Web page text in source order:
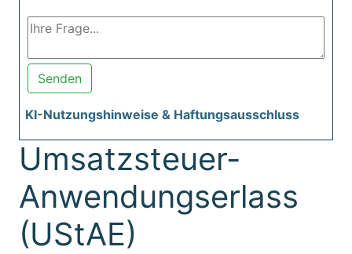
Senden
KI-Nutzungshinweise & Haftungsausschluss
Umsatzsteuer-
Anwendungserlass
(UStAE)